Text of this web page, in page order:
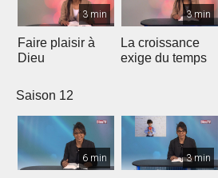
3 min
Faire plaisir à
Dieu
3 min
La croissance
exige du temps
Saison 12
6 min 3 min